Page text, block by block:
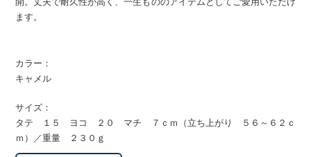
ます。
カラー：
キャメル
サイズ：
タテ １５ ヨコ ２０ マチ ７ｃｍ（立ち上がり ５６～６２ｃ
ｍ）／重量 ２３０ｇ